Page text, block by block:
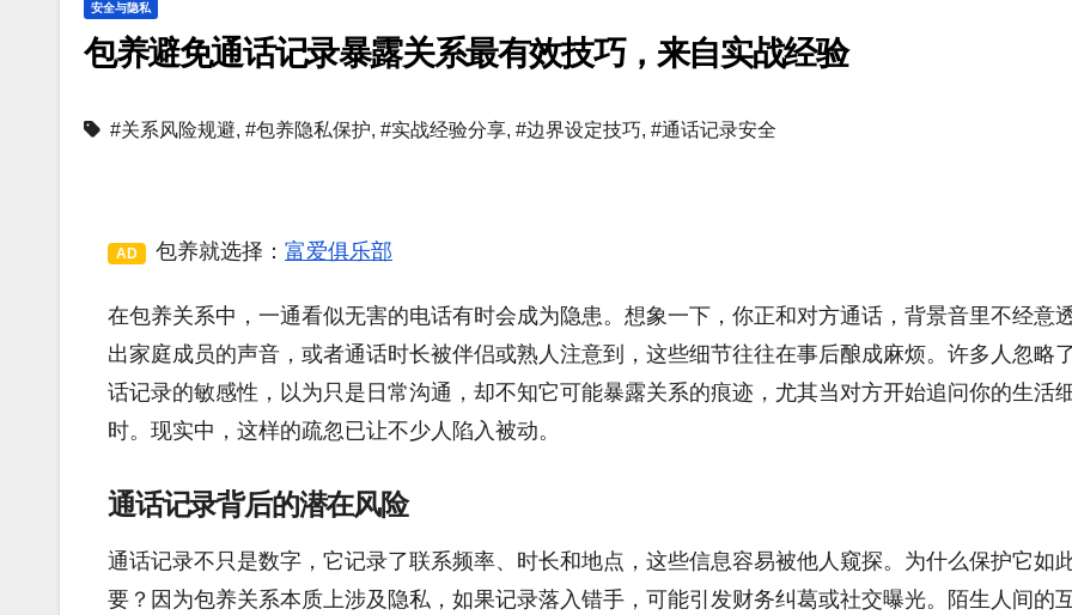
安全与隐私
包养避免通话记录暴露关系最有效技巧，来自实战经验
#关系风险规避, #包养隐私保护, #实战经验分享, #边界设定技巧, #通话记录安全
AD 包养就选择： 富爱俱乐部
在包养关系中，一通看似无害的电话有时会成为隐患。想象一下，你正和对方通话，背景音里不经意
出家庭成员的声音，或者通话时长被伴侣或熟人注意到，这些细节往往在事后酿成麻烦。许多人忽略
话记录的敏感性，以为只是日常沟通，却不知它可能暴露关系的痕迹，尤其当对方开始追问你的生活
时。现实中，这样的疏忽已让不少人陷入被动。
通话记录背后的潜在风险
通话记录不只是数字，它记录了联系频率、时长和地点，这些信息容易被他人窥探。为什么保护它如
要？因为包养关系本质上涉及隐私，如果记录落入错手，可能引发财务纠葛或社交曝光。陌生人间的